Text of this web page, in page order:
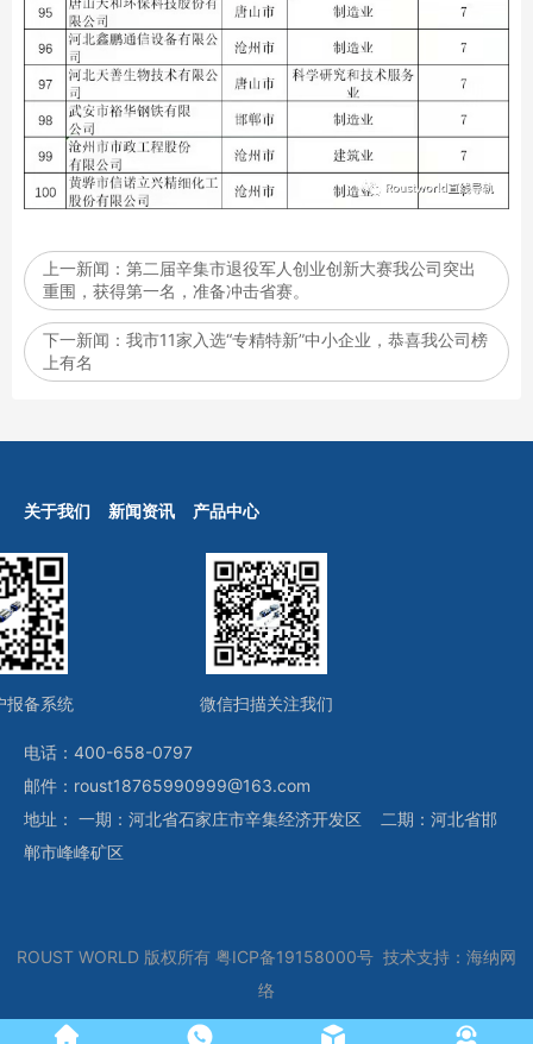
上一新闻： 第二届辛集市退役军人创业创新大赛我公司突出
重围，获得第一名，准备冲击省赛。
下一新闻： 我市11家入选“专精特新”中小企业，恭喜我公司榜
上有名
关于我们 新闻资讯 产品中心
微信扫描关注我们
报备系统
电话：400-658-0797
邮件：roust18765990999@163.com
地址： 一期：河北省石家庄市辛集经济开发区 二期：河北省邯
郸市峰峰矿区
ROUST WORLD 版权所有 粤ICP备19158000号 技术支持： 海纳网
络